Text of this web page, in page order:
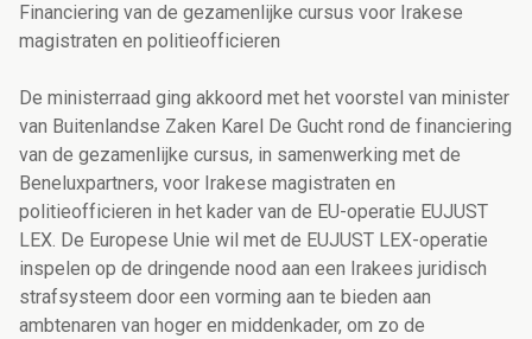
Financiering van de gezamenlijke cursus voor Irakese
magistraten en politieofficieren
De ministerraad ging akkoord met het voorstel van minister
van Buitenlandse Zaken Karel De Gucht rond de financiering
van de gezamenlijke cursus, in samenwerking met de
Beneluxpartners, voor Irakese magistraten en
politieofficieren in het kader van de EU-operatie EUJUST
LEX. De Europese Unie wil met de EUJUST LEX-operatie
inspelen op de dringende nood aan een Irakees juridisch
strafsysteem door een vorming aan te bieden aan
ambtenaren van hoger en middenkader, om zo de